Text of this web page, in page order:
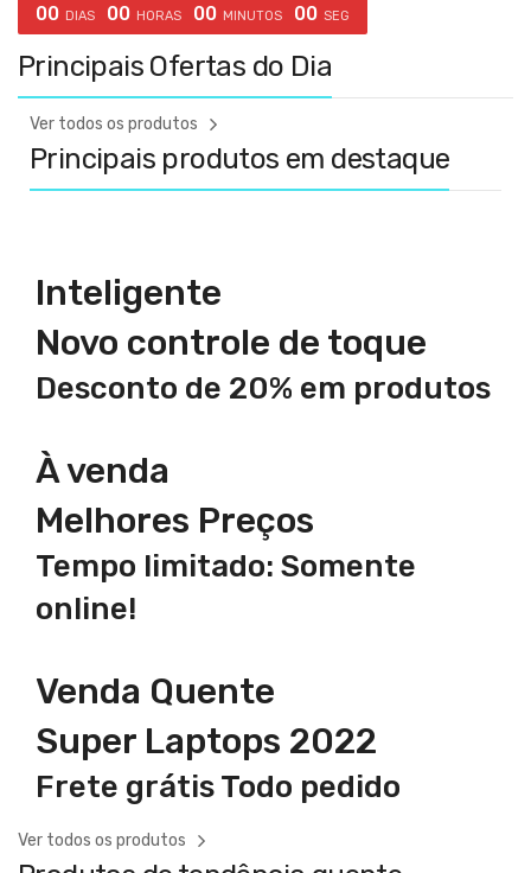
Principais Ofertas do Dia
00 DIAS 00 HORAS 00 MINUTOS 00 SEG
Principais produtos em destaque
Ver todos os produtos
Inteligente
Novo controle de toque
Desconto de 20% em produtos
À venda
Melhores Preços
Tempo limitado: Somente
online!
Venda Quente
Super Laptops 2022
Frete grátis Todo pedido
Ver todos os produtos